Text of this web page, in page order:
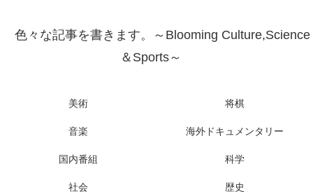
色々な記事を書きます。～Blooming Culture,Science
＆Sports～
美術 将棋
音楽 海外ドキュメンタリー
国内番組 科学
社会
歴史